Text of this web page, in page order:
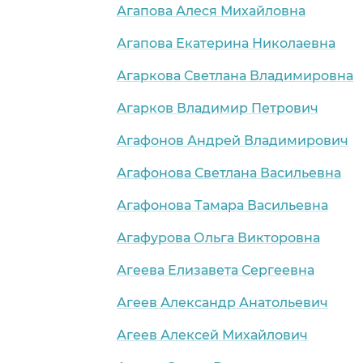
Агапова Алеся Михайловна
Агапова Екатерина Николаевна
Агаркова Светлана Владимировна
Агарков Владимир Петрович
Агафонов Андрей Владимирович
Агафонова Светлана Васильевна
Агафонова Тамара Васильевна
Агафурова Ольга Викторовна
Агеева Елизавета Сергеевна
Агеев Александр Анатольевич
Агеев Алексей Михайлович